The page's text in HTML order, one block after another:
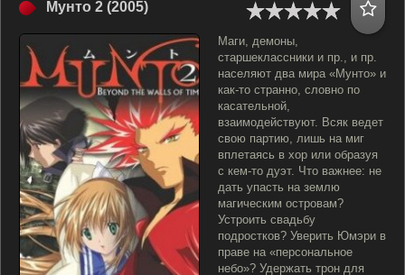
Мунто 2 (2005)
Маги, демоны,
старшеклассники и пр., и пр.
населяют два мира «Мунто» и
как-то странно, словно по
касательной,
взаимодействуют. Всяк ведет
свою партию, лишь на миг
вплетаясь в хор или образуя
с кем-то дуэт. Что важнее: не
дать упасть на землю
магическим островам?
Устроить свадьбу
подростков? Уверить Юмэри в
праве на «персональное
небо»? Удержать трон для